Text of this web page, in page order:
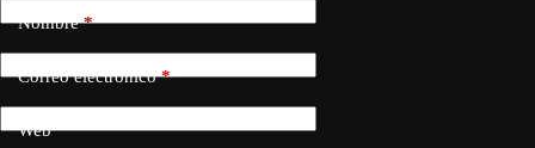
Nombre*
Correo electrónico*
Web